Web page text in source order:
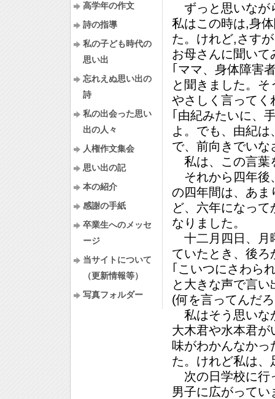
ずっと思いなが
私はこの時は,身
た。けれど,さす
お母さんに聞いて
｢ママ、身体障害
と聞きました。
やさしく言ってく
｢由紀みたいに、
よ。でも、由紀
で、前向きでいな
私は、この言葉
それから四年後
の四年間は、あま
ど、六年になっ
なりました。
十二月四日、月
ていたとき、後ろ
｢こいつにさわら
と大きな声で言い
(何を言ってんだ
私はそう思いな
大木君や水本君
味がわかんなか
た。けれど私は
次の日学校に行
男子に広がってい
高学年の作文
詩の指導
私の子ども時代の
思い出
忘れえぬ思い出の
詩
私の出会った思い
出の人々
人権作文集会
思い出の記
本の紹介
感謝の手紙
卒業生へのメッセ
ージ
当サイトについて
（更新情報等）
写真フォルダー